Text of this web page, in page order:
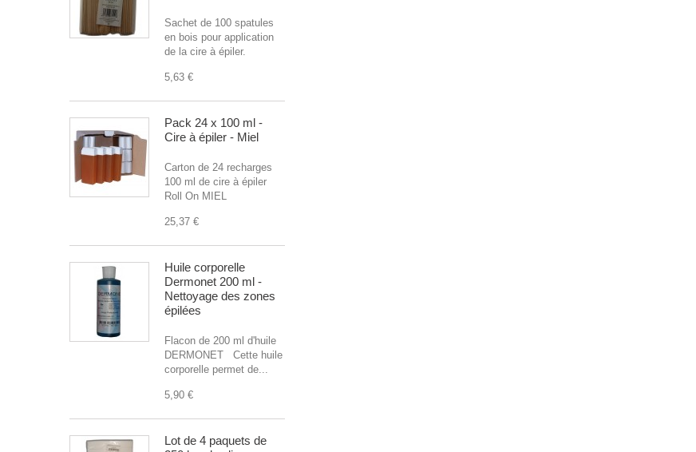
Sachet de 100 spatules
en bois pour application
de la cire à épiler.
5,63 €
Pack 24 x 100 ml -
Cire à épiler - Miel
Carton de 24 recharges
100 ml de cire à épiler
Roll On MIEL
25,37 €
Huile corporelle
Dermonet 200 ml -
Nettoyage des zones
épilées
Flacon de 200 ml d'huile
DERMONET Cette huile
corporelle permet de...
5,90 €
Lot de 4 paquets de